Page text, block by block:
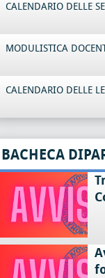
CALENDARIO DELLE
MODULISTICA
CALENDARIO DELLE
BACHECA